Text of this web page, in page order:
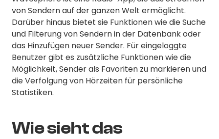
von Sendern auf der ganzen Welt ermöglicht.
Darüber hinaus bietet sie Funktionen wie die Suche
und Filterung von Sendern in der Datenbank oder
das Hinzufügen neuer Sender. Für eingeloggte
Benutzer gibt es zusätzliche Funktionen wie die
Möglichkeit, Sender als Favoriten zu markieren und
die Verfolgung von Hörzeiten für persönliche
Statistiken.
Wie sieht das